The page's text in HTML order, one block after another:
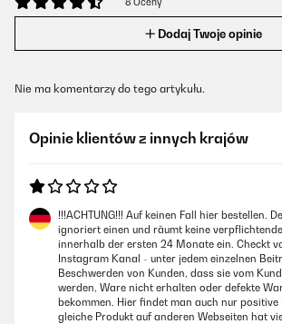
Dodaj Twoje opinie
Nie ma komentarzy do tego artykułu.
Opinie klientów z innych krajów
!!!ACHTUNG!!! Auf keinen Fall hier bestellen.
ignoriert einen und räumt keine
innerhalb der ersten 24 Monate ein. Checkt
Instagram Kanal - unter jedem einzelnen
Beschwerden von Kunden, dass sie vom
werden, Ware nicht erhalten oder defekte
bekommen. Hier findet man auch nur
gleiche Produkt auf anderen Webseiten hat